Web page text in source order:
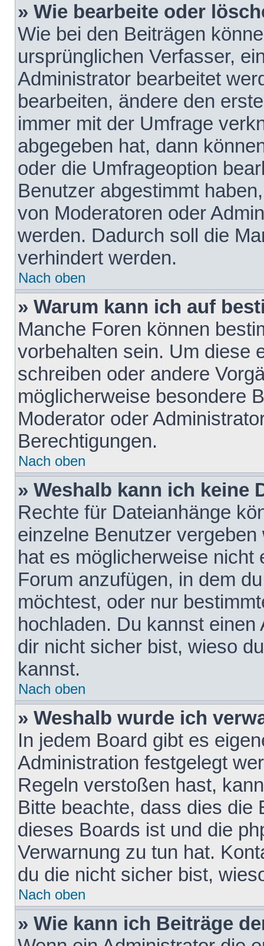
» Wie bearbeite oder
Wie bei den Beiträgen
ursprünglichen Verfasser,
Administrator bearbeitet
bearbeiten, ändere den
immer mit der Umfrage
abgegeben hat, dann
oder die Umfrageoption
Benutzer abgestimmt
von Moderatoren oder
werden. Dadurch soll die
verhindert werden.
Nach oben
» Warum kann ich auf
Manche Foren können
vorbehalten sein. Um diese
schreiben oder andere
möglicherweise besondere
Moderator oder
Berechtigungen.
Nach oben
» Weshalb kann ich keine
Rechte für Dateianhänge
einzelne Benutzer
hat es möglicherweise nicht
Forum anzufügen, in dem
möchtest, oder nur
hochladen. Du kannst
dir nicht sicher bist, wieso
kannst.
Nach oben
» Weshalb wurde ich
In jedem Board gibt es
Administration festgelegt
Regeln verstoßen hast,
Bitte beachte, dass dies die
dieses Boards ist und die
Verwarnung zu tun hat.
du die nicht sicher bist,
Nach oben
» Wie kann ich Beiträge